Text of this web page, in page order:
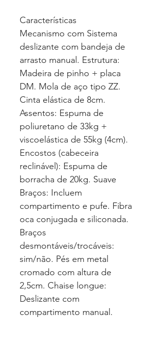
Características
Mecanismo com Sistema
deslizante com bandeja de
arrasto manual. Estrutura:
Madeira de pinho + placa
DM. Mola de aço tipo ZZ.
Cinta elástica de 8cm.
Assentos: Espuma de
poliuretano de 33kg +
viscoelástica de 55kg (4cm).
Encostos (cabeceira
reclinável): Espuma de
borracha de 20kg. Suave
Braços: Incluem
compartimento e pufe. Fibra
oca conjugada e siliconada.
Braços
desmontáveis/trocáveis:
sim/não. Pés em metal
cromado com altura de
2,5cm. Chaise longue:
Deslizante com
compartimento manual.